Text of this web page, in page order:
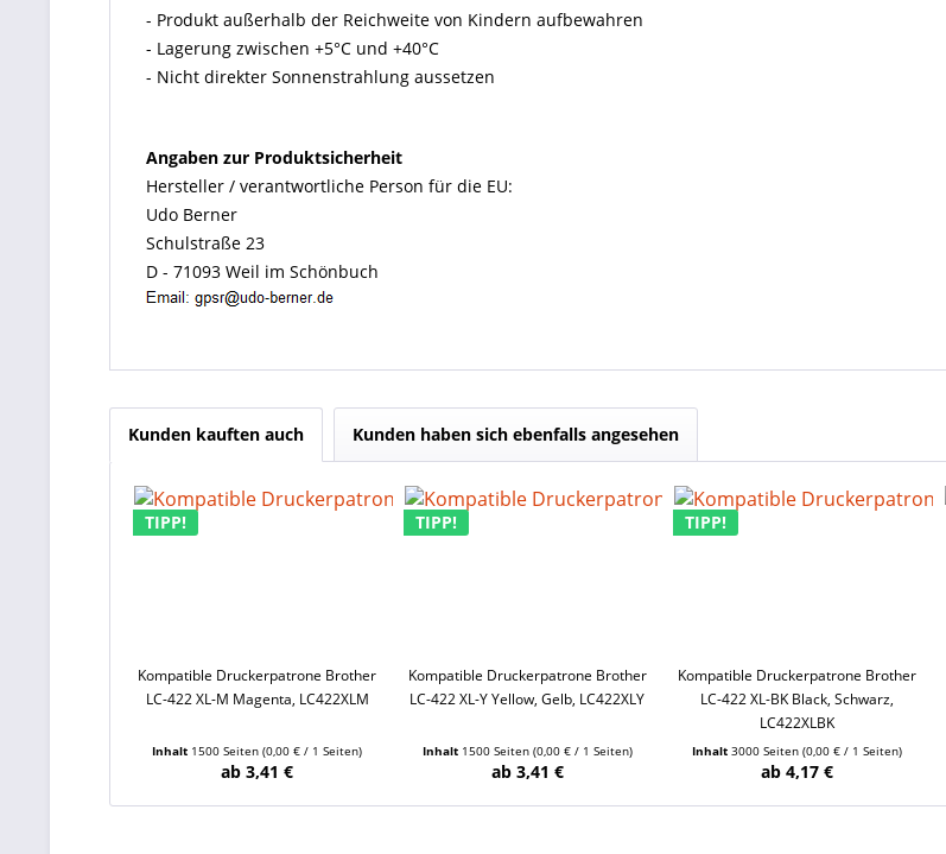
- Produkt außerhalb der Reichweite von Kindern aufbewahren
- Lagerung zwischen +5°C und +40°C
- Nicht direkter Sonnenstrahlung aussetzen
Angaben zur Produktsicherheit
Hersteller / verantwortliche Person für die EU:
Udo Berner
Schulstraße 23
D - 71093 Weil im Schönbuch
Kunden kauften auch Kunden haben sich ebenfalls angesehen
TIPP!
Kompatible Druckerpatrone Brother
LC-422 XL-M Magenta, LC422XLM
Inhalt 1500 Seiten(0,00 € / 1 Seiten)
ab 3,41 €
TIPP!
Kompatible Druckerpatrone Brother
LC-422 XL-Y Yellow, Gelb, LC422XLY
Inhalt 1500 Seiten (0,00 € / 1 Seiten)
ab 3,41 €
TIPP!
Kompatible Druckerpatrone Brother
LC-422 XL-BK Black, Schwarz,
LC422XLBK
Inhalt3000 Seiten(0,00 € / 1 Seiten)
ab 4,17 €